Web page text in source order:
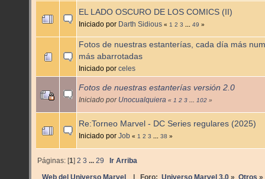
EL LADO OSCURO DE LOS COMICS (II)
Iniciado por Darth Sidious « 1 2 3 49 »
Fotos de nuestras estanterías, cada día más
más abarrotadas
Iniciado por celes
Fotos de nuestras estanterías versión 2.0
Iniciado por Unocualquiera « 1 2 3 102 »
Re:Torneo Marvel - DC Series regulares (2025)
Iniciado por Job « 1 2 3 38 »
Páginas: [1]2 3 ...29 Ir Arriba
Web del Universo Marvel | Foro: Universo Marvel 3.0» Otros »